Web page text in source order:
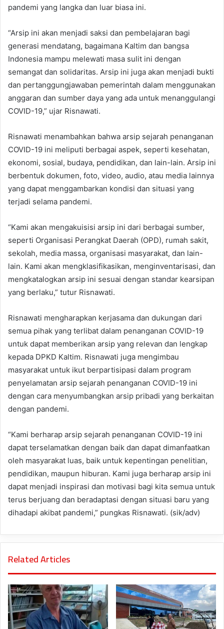
pandemi yang langka dan luar biasa ini.
“Arsip ini akan menjadi saksi dan pembelajaran bagi
generasi mendatang, bagaimana Kaltim dan bangsa
Indonesia mampu melewati masa sulit ini dengan
semangat dan solidaritas. Arsip ini juga akan menjadi bukti
dan pertanggungjawaban pemerintah dalam menggunakan
anggaran dan sumber daya yang ada untuk menanggulangi
COVID-19,” ujar Risnawati.
Risnawati menambahkan bahwa arsip sejarah penanganan
COVID-19 ini meliputi berbagai aspek, seperti kesehatan,
ekonomi, sosial, budaya, pendidikan, dan lain-lain. Arsip ini
berbentuk dokumen, foto, video, audio, atau media lainnya
yang dapat menggambarkan kondisi dan situasi yang
terjadi selama pandemi.
“Kami akan mengakuisisi arsip ini dari berbagai sumber,
seperti Organisasi Perangkat Daerah (OPD), rumah sakit,
sekolah, media massa, organisasi masyarakat, dan lain-
lain. Kami akan mengklasifikasikan, menginventarisasi, dan
mengkatalogkan arsip ini sesuai dengan standar kearsipan
yang berlaku,” tutur Risnawati.
Risnawati mengharapkan kerjasama dan dukungan dari
semua pihak yang terlibat dalam penanganan COVID-19
untuk dapat memberikan arsip yang relevan dan lengkap
kepada DPKD Kaltim. Risnawati juga mengimbau
masyarakat untuk ikut berpartisipasi dalam program
penyelamatan arsip sejarah penanganan COVID-19 ini
dengan cara menyumbangkan arsip pribadi yang berkaitan
dengan pandemi.
“Kami berharap arsip sejarah penanganan COVID-19 ini
dapat terselamatkan dengan baik dan dapat dimanfaatkan
oleh masyarakat luas, baik untuk kepentingan penelitian,
pendidikan, maupun hiburan. Kami juga berharap arsip ini
dapat menjadi inspirasi dan motivasi bagi kita semua untuk
terus berjuang dan beradaptasi dengan situasi baru yang
dihadapi akibat pandemi,” pungkas Risnawati. (sik/adv)
Related Articles